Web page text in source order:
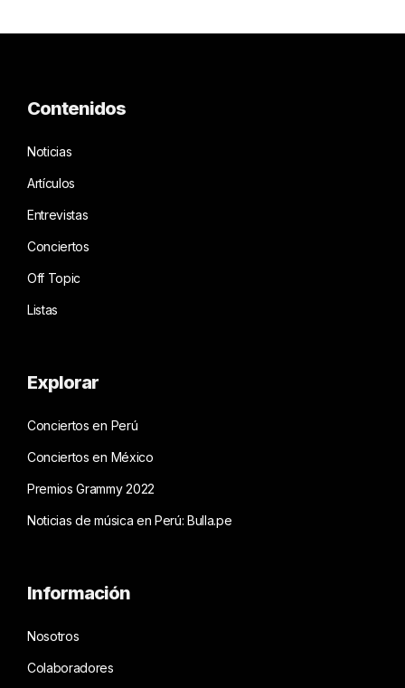
Contenidos
Noticias
Artículos
Entrevistas
Conciertos
Off Topic
Listas
Explorar
Conciertos en Perú
Conciertos en México
Premios Grammy 2022
Noticias de música en Perú: Bulla.pe
Información
Nosotros
Colaboradores